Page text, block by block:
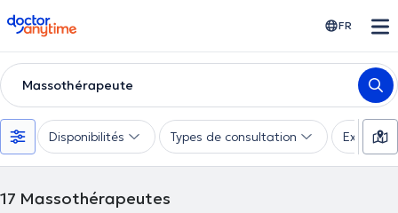
doctoranytime FR
Massothérapeute
Disponibilités Types de consultation Expertise
17 Massothérapeutes